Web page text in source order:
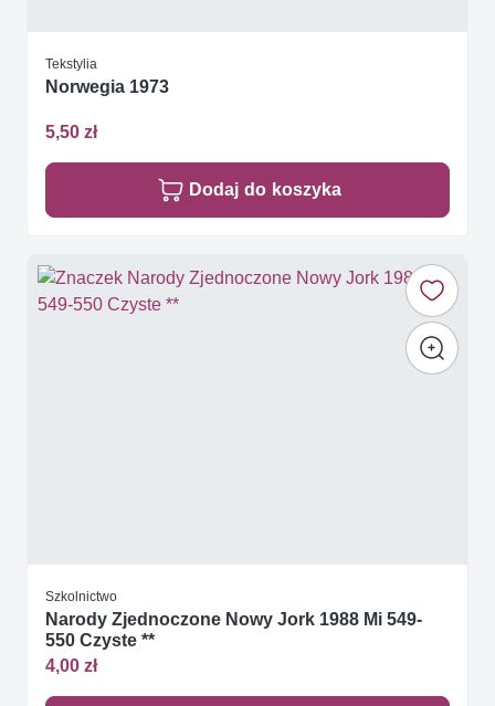
Tekstylia
Norwegia 1973
5,50 zł
Dodaj do koszyka
Szkolnictwo
Narody Zjednoczone Nowy Jork 1988 Mi 549-
550 Czyste **
4,00 zł